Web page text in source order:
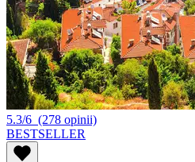
5.3/6 (278 opinii)
BESTSELLER